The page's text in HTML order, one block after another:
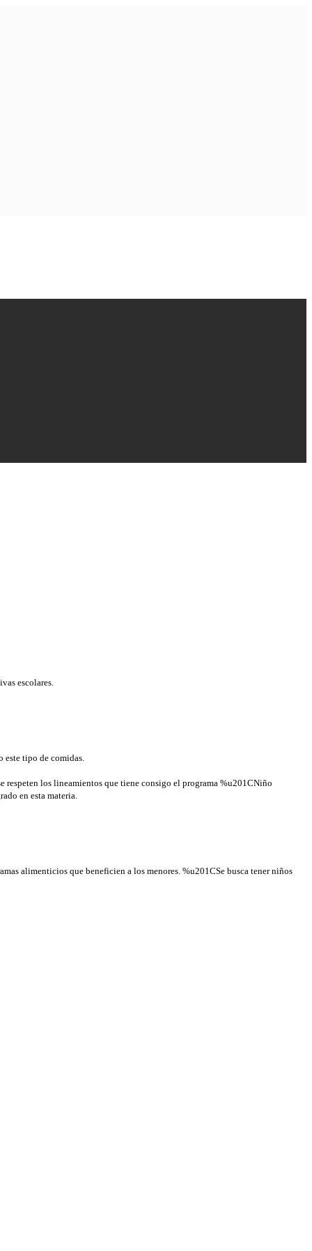
escolares.
tipo de comidas.
respeten los lineamientos que tiene consigo el programa %u201CNiño
en esta materia.
alimenticios que beneficien a los menores. %u201CSe busca tener niños